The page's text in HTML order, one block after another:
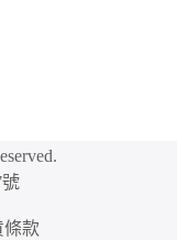
條款